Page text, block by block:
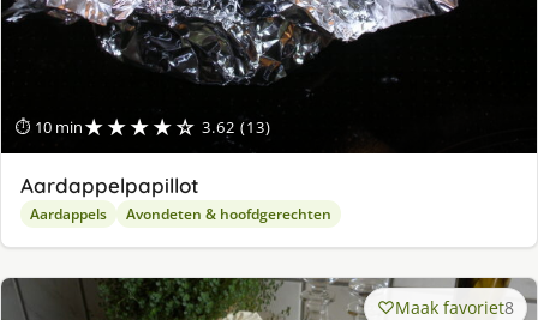
⏱ 10 min★★★★☆ 3.62 (13)
Aardappelpapillot
Aardappels Avondeten & hoofdgerechten
Maak favoriet8